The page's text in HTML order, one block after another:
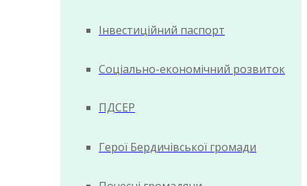
Інвестиційний паспорт
Соціально-економічний розвиток
ПДСЕР
Герої Бердичівської громади